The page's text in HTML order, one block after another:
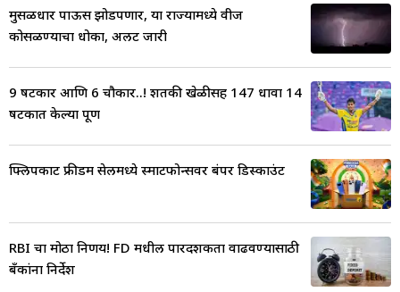
मुसळधार पाऊस झोडपणार, या राज्यामध्ये वीज
कोसळण्याचा धोका, अलर्ट जारी
9 षटकार आणि 6 चौकार..! शतकी खेळीसह 147 धावा 14
षटकात केल्या पूर्ण
फ्लिपकार्ट फ्रीडम सेलमध्ये स्मार्टफोन्सवर बंपर डिस्काउंट
RBI चा मोठा निर्णय! FD मधील पारदर्शकता वाढवण्यासाठी
बँकांना निर्देश